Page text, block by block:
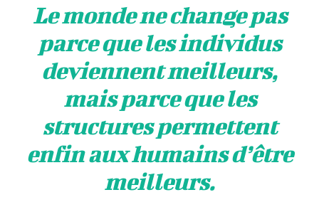
Le monde ne change pas
parce que les individus
deviennent meilleurs,
mais parce que les
structures permettent
enfin aux humains d’être
meilleurs.